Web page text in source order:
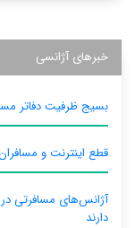
خبرهای آژانسی
بسیج ظرفیت دفاتر
قطع اینترنت و
آژانس‌های مسافرتی در
دارند